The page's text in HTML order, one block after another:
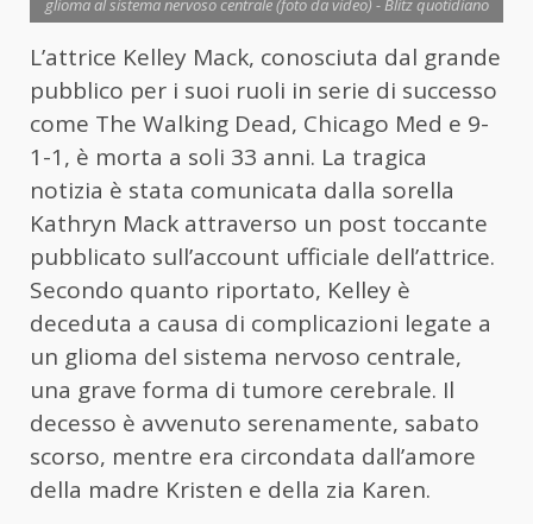
glioma al sistema nervoso centrale (foto da video) - Blitz quotidiano
L’attrice Kelley Mack, conosciuta dal grande
pubblico per i suoi ruoli in serie di successo
come The Walking Dead, Chicago Med e 9-
1-1, è morta a soli 33 anni. La tragica
notizia è stata comunicata dalla sorella
Kathryn Mack attraverso un post toccante
pubblicato sull’account ufficiale dell’attrice.
Secondo quanto riportato, Kelley è
deceduta a causa di complicazioni legate a
un glioma del sistema nervoso centrale,
una grave forma di tumore cerebrale. Il
decesso è avvenuto serenamente, sabato
scorso, mentre era circondata dall’amore
della madre Kristen e della zia Karen.